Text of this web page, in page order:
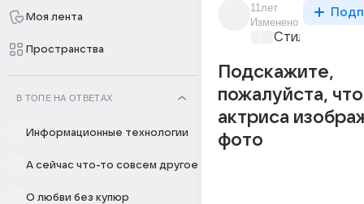
Моя лента
Пространства
В ТОПЕ НА ОТВЕТАХ
Информационные технологии
А сейчас что-то совсем другое
О любви без купюр
11лет
Изменено
Стиль и фэшн
Подскажите,
пожалуйста,
актриса
фото